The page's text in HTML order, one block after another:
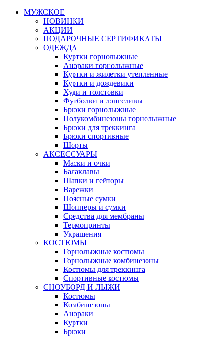
МУЖСКОЕ
НОВИНКИ
АКЦИИ
ПОДАРОЧНЫЕ СЕРТИФИКАТЫ
ОДЕЖДА
Куртки горнолыжные
Анораки горнолыжные
Куртки и жилетки утепленные
Куртки и дождевики
Худи и толстовки
Футболки и лонгсливы
Брюки горнолыжные
Полукомбинезоны горнолыжные
Брюки для треккинга
Брюки спортивные
Шорты
АКСЕССУАРЫ
Маски и очки
Балаклавы
Шапки и гейторы
Варежки
Поясные сумки
Шопперы и сумки
Средства для мембраны
Термопринты
Украшения
КОСТЮМЫ
Горнолыжные костюмы
Горнолыжные комбинезоны
Костюмы для треккинга
Спортивные костюмы
СНОУБОРД И ЛЫЖИ
Костюмы
Комбинезоны
Анораки
Куртки
Брюки